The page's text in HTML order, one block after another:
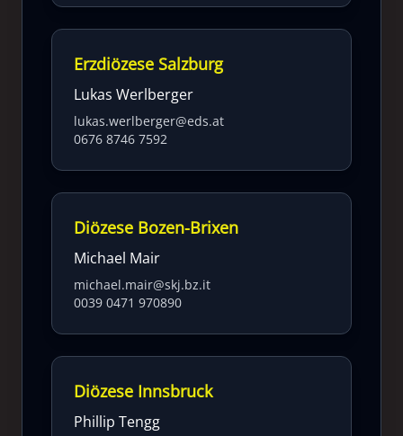
Erzdiözese Salzburg
Lukas Werlberger
lukas.werlberger@eds.at
0676 8746 7592
Diözese Bozen-Brixen
Michael Mair
michael.mair@skj.bz.it
0039 0471 970890
Diözese Innsbruck
Phillip Tengg